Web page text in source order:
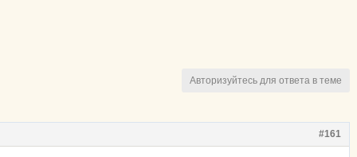
Авторизуйтесь для ответа в теме
#161